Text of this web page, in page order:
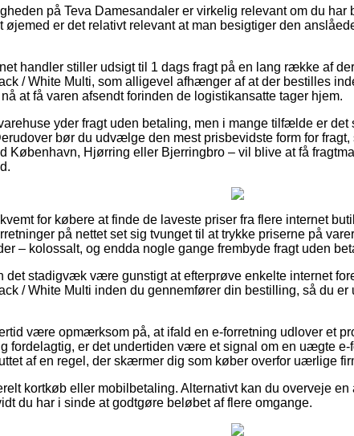
på Teva Damesandaler er virkelig relevant om du har
øjemed er det relativt relevant at man besigtiger den
handler stiller udsigt til 1 dags fragt på en lang række af
/ White Multi, som alligevel afhænger af at der bestilles
at få varen afsendt forinden de logistikansatte tager hjem.
yder fragt uden betaling, men i mange tilfælde er
bør du udvælge den mest prisbevidste form for
København, Hjørring eller Bjerringbro – vil blive at få
for købere at finde de laveste priser fra flere internet
på nettet set sig tvunget til at trykke priserne på
– kolossalt, og endda nogle gange frembyde fragt uden
det stadigvæk være gunstigt at efterprøve enkelte internet
/ White Multi inden du gennemfører din bestilling, så du
være opmærksom på, at ifald en e-forretning udlover et
fordelagtig, er det undertiden være et signal om en uægte
af en regel, der skærmer dig som køber overfor uærlige
kortkøb eller mobilbetaling. Alternativt kan du overveje
du har i sinde at godtgøre beløbet af flere omgange.